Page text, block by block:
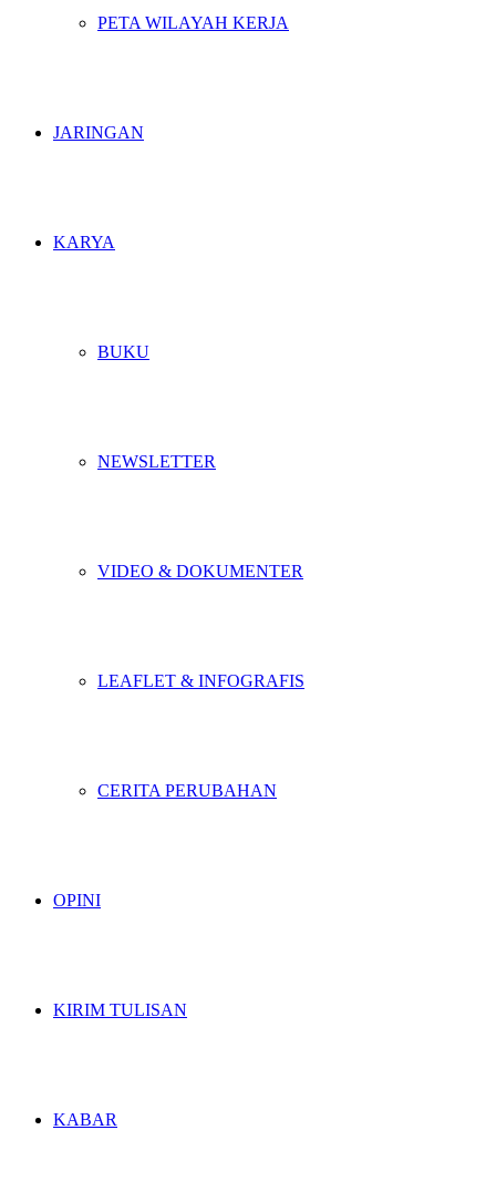
PETA WILAYAH KERJA
JARINGAN
KARYA
BUKU
NEWSLETTER
VIDEO & DOKUMENTER
LEAFLET & INFOGRAFIS
CERITA PERUBAHAN
OPINI
KIRIM TULISAN
KABAR